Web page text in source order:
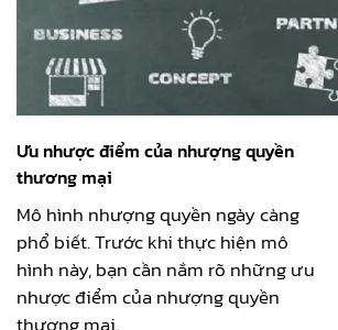
Ưu nhược điểm của nhượng quyền
thương mại
Mô hình nhượng quyền ngày càng
phổ biết. Trước khi thực hiện mô
hình này, bạn cần nắm rõ những ưu
nhược điểm của nhượng quyền